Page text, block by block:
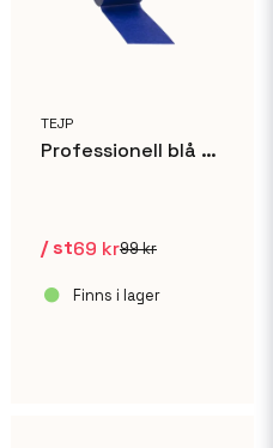
TEJP
Professionell blå målartejp 48mm x 50m
99 kr
69 kr
/ st
Finns i lager